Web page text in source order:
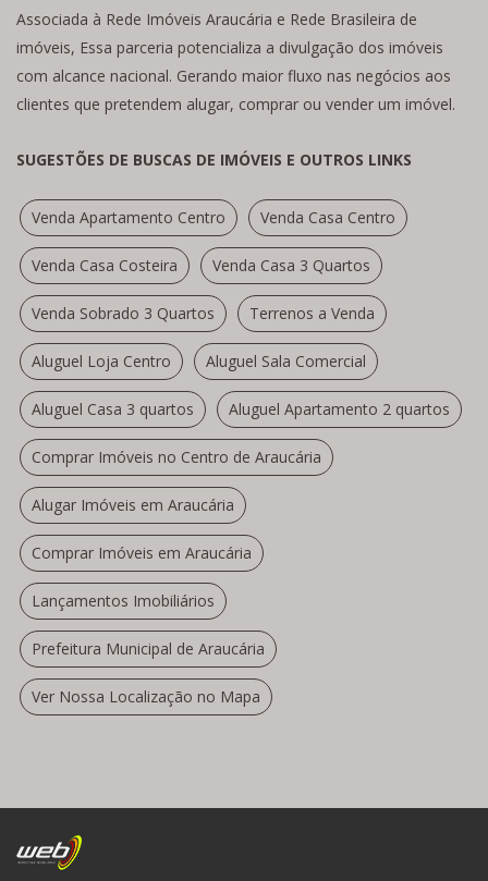
Associada à Rede Imóveis Araucária e Rede Brasileira de
imóveis, Essa parceria potencializa a divulgação dos imóveis
com alcance nacional. Gerando maior fluxo nas negócios aos
clientes que pretendem alugar, comprar ou vender um imóvel.
SUGESTÕES DE BUSCAS DE IMÓVEIS E OUTROS LINKS
Venda Apartamento Centro Venda Casa Centro
Venda Casa Costeira Venda Casa 3 Quartos
Venda Sobrado 3 Quartos Terrenos a Venda
Aluguel Loja Centro Aluguel Sala Comercial
Aluguel Casa 3 quartos Aluguel Apartamento 2 quartos
Comprar Imóveis no Centro de Araucária
Alugar Imóveis em Araucária
Comprar Imóveis em Araucária
Lançamentos Imobiliários
Prefeitura Municipal de Araucária
Ver Nossa Localização no Mapa